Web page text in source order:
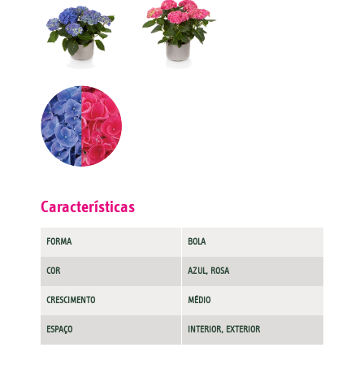
Características
FORMA BOLA
COR AZUL, ROSA
CRESCIMENTO MÉDIO
ESPAÇO INTERIOR, EXTERIOR